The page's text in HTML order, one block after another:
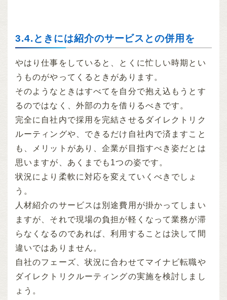
3.4.ときには紹介のサービスとの併用を
やはり仕事をしていると、とくに忙しい時期とい
うものがやってくるときがあります。
そのようなときはすべてを自分で抱え込もうとす
るのではなく、外部の力を借りるべきです。
完全に自社内で採用を完結させるダイレクトリク
ルーティングや、できるだけ自社内で済ますこと
も、メリットがあり、企業が目指すべき姿だとは
思いますが、あくまでも1つの姿です。
状況により柔軟に対応を変えていくべきでしょ
う。
人材紹介のサービスは別途費用が掛かってしまい
ますが、それで現場の負担が軽くなって業務が滞
らなくなるのであれば、利用することは決して間
違いではありません。
自社のフェーズ、状況に合わせてマイナビ転職や
ダイレクトリクルーティングの実施を検討しまし
ょう。